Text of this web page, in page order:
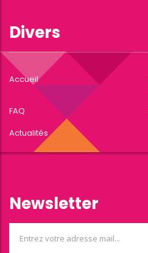
Divers
Accueil
FAQ
Actualités
Newsletter